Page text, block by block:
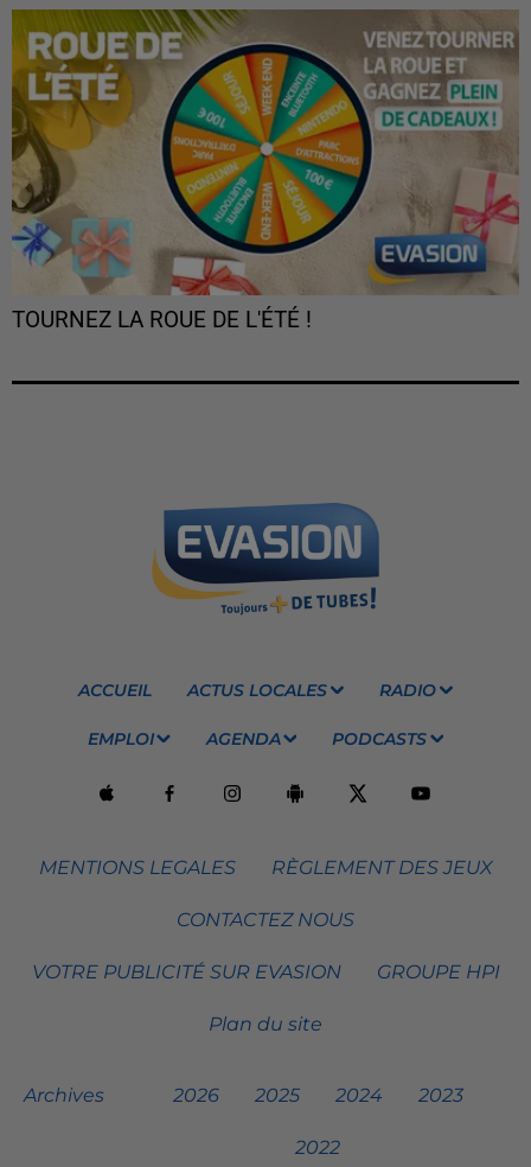
TOURNEZ LA ROUE DE L'ÉTÉ !
ACCUEIL ACTUS LOCALES RADIO
EMPLOI AGENDA PODCASTS
MENTIONS LEGALES RÈGLEMENT DES JEUX
CONTACTEZ NOUS
VOTRE PUBLICITÉ SUR EVASION GROUPE HPI
Plan du site
Archives 2026 2025 2024 2023
2022